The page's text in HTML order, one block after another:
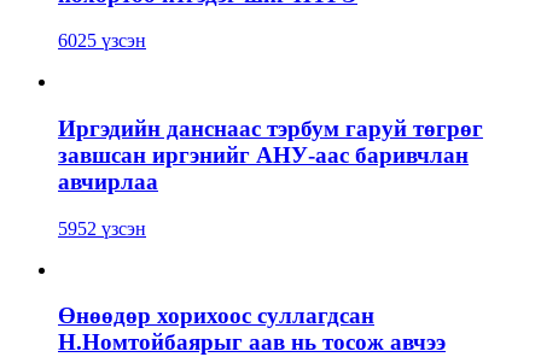
6025 үзсэн
Иргэдийн данснаас тэрбум гаруй төгрөг
завшсан иргэнийг АНУ-аас баривчлан
авчирлаа
5952 үзсэн
Өнөөдөр хорихоос суллагдсан
Н.Номтойбаярыг аав нь тосож авчээ